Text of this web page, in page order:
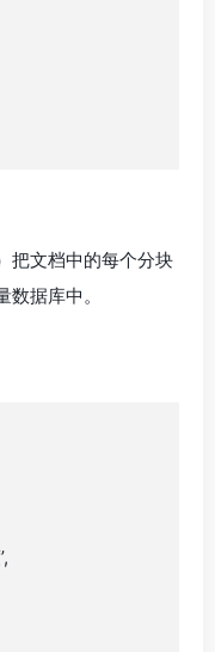
把文档中的每个分块
据库中。